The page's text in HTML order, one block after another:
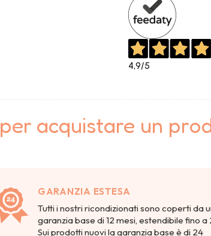
4,9/5
per acquistare un
GARANZIA ESTESA
Tutti i nostri ricondizionati sono coperti da
garanzia base di 12 mesi, estendibile fino a
Sui prodotti nuovi la garanzia base è di 24